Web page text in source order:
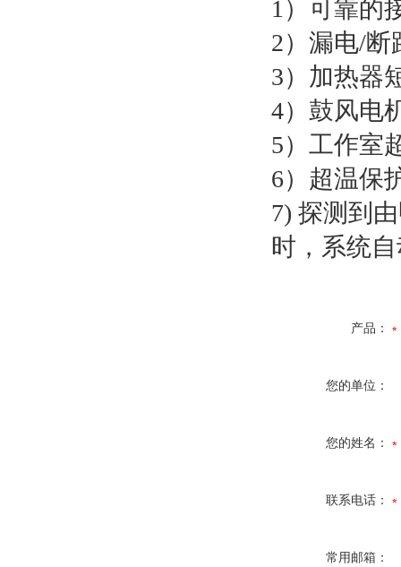
1）可靠的
2）漏电/断
3）加热器
4）鼓风电
5）工作室
6）超温保
7) 探测到
时，系统
产品：
您的单位：
您的姓名：
联系电话：
常用邮箱：